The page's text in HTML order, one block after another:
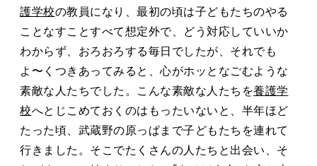
護学校の教員になり、最初の頃は子どもたちのやる
ことなすことすべて想定外で、どう対応していいか
わからず、おろおろする毎日でしたが、それでも
よ〜くつきあってみると、心がホッとなごむような
素敵な人たちでした。こんな素敵な人たちを養護学
校へとじこめておくのはもったいないと、半年ほど
たった頃、武蔵野の原っぱまで子どもたちを連れて
行きました。そこでたくさんの人たちと出会い、そ